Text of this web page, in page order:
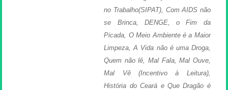
no Trabalho(SIPAT), Com AIDS não
se Brinca, DENGE, o Fim da
Picada, O Meio Ambiente é a Maior
Limpeza, A Vida não é uma Droga,
Quem não lê, Mal Fala, Mal Ouve,
Mal Vê (Incentivo à Leitura),
História do Ceará e Que Dragão é